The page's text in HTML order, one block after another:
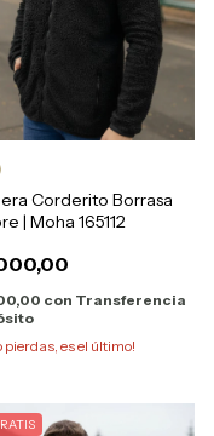
Corderito Borrasa
| Moha 165112
con Transferencia
pierdas, es el último!